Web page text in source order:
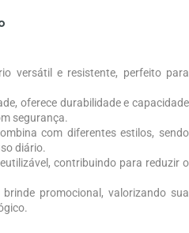
versátil e resistente, perfeito para
oferece durabilidade e capacidade
segurança.
com diferentes estilos, sendo
diário.
contribuindo para reduzir o
promocional, valorizando sua